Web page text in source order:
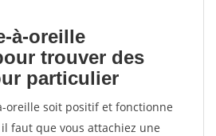
à-oreille
trouver des
particulier
oreille soit positif et fonctionne
faut que vous attachiez une